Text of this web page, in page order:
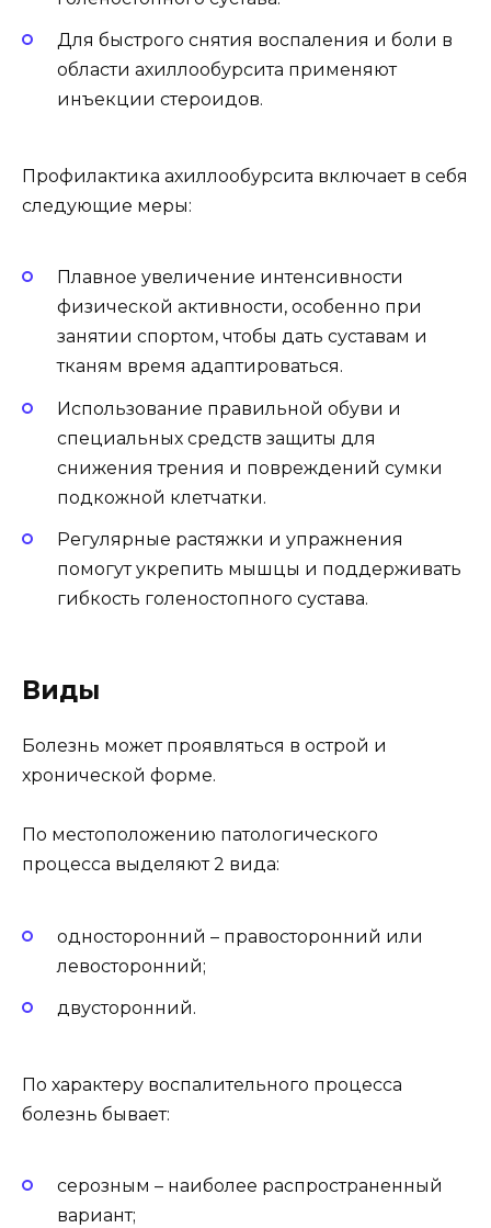
Для быстрого снятия воспаления и боли в
области ахиллообурсита применяют
инъекции стероидов.
Профилактика ахиллообурсита включает в себя
следующие меры:
Плавное увеличение интенсивности
физической активности, особенно при
занятии спортом, чтобы дать суставам и
тканям время адаптироваться.
Использование правильной обуви и
специальных средств защиты для
снижения трения и повреждений сумки
подкожной клетчатки.
Регулярные растяжки и упражнения
помогут укрепить мышцы и поддерживать
гибкость голеностопного сустава.
Виды
Болезнь может проявляться в острой и
хронической форме.
По местоположению патологического
процесса выделяют 2 вида:
односторонний – правосторонний или
левосторонний;
двусторонний.
По характеру воспалительного процесса
болезнь бывает:
серозным – наиболее распространенный
вариант;